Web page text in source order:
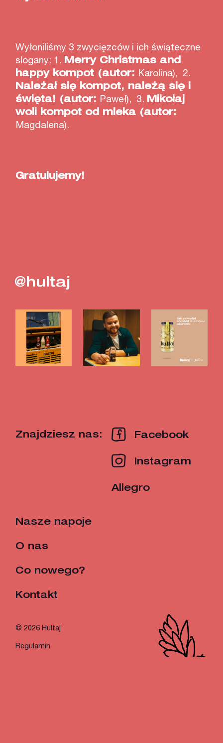
Wyłoniliśmy 3 zwycięzców i ich świąteczne
slogany: 1. Merry Christmas and
happy kompot (autor: Karolina), 2.
Należał się kompot, należą się i
święta! (autor: Paweł), 3. Mikołaj
woli kompot od mleka (autor:
Magdalena).
Gratulujemy!
@hultaj
Znajdziesz nas: Facebook
Instagram
Allegro
Nasze napoje
O nas
Co nowego?
Kontakt
© 2026 Hultaj
Regulamin